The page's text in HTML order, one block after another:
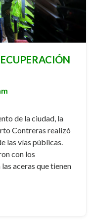
de la ciudad, la
Contreras realizó
las vías públicas.
con los
aceras que tienen